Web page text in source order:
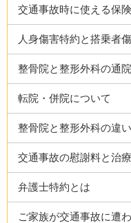
交通事故時に使える保
人身傷害特約と搭乗者
整骨院と整形外科の通
転院・併院について
整骨院と整形外科の違
交通事故の慰謝料と治
弁護士特約とは
ご家族が交通事故に遭